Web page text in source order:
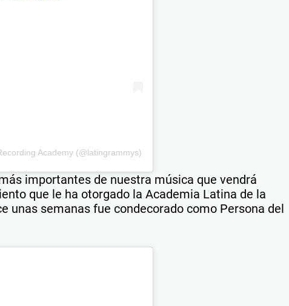
Academy (@latingrammys)
importantes de nuestra música que vendrá
que le ha otorgado la Academia Latina de la
unas semanas fue condecorado como Persona del